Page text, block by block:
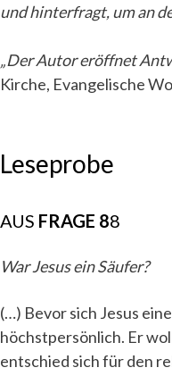
und hinterfragt, um an
„Der Autor eröffnet
Kirche, Evangelische
Leseprobe
AUS FRAGE 88
War Jesus ein Säufer?
(…) Bevor sich Jesus
höchstpersönlich. Er
entschied sich für den